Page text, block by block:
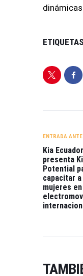
ENTRADA
Kia Ecuador
presenta
Potential
capacitar a
mujeres en